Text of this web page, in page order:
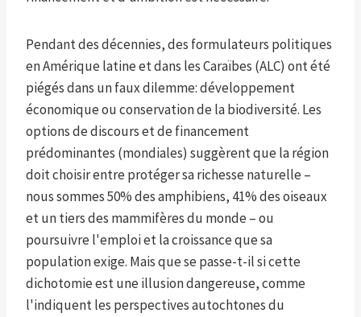
Pendant des décennies, des formulateurs politiques
en Amérique latine et dans les Caraïbes (ALC) ont été
piégés dans un faux dilemme: développement
économique ou conservation de la biodiversité. Les
options de discours et de financement
prédominantes (mondiales) suggèrent que la région
doit choisir entre protéger sa richesse naturelle –
nous sommes 50% des amphibiens, 41% des oiseaux
et un tiers des mammifères du monde – ou
poursuivre l'emploi et la croissance que sa
population exige. Mais que se passe-t-il si cette
dichotomie est une illusion dangereuse, comme
l'indiquent les perspectives autochtones du